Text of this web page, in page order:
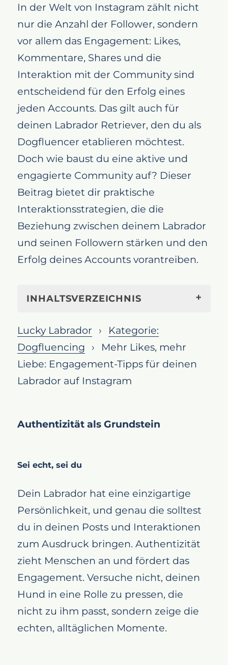
In der Welt von Instagram zählt nicht
nur die Anzahl der Follower, sondern
vor allem das Engagement: Likes,
Kommentare, Shares und die
Interaktion mit der Community sind
entscheidend für den Erfolg eines
jeden Accounts. Das gilt auch für
deinen Labrador Retriever, den du als
Dogfluencer etablieren möchtest.
Doch wie baust du eine aktive und
engagierte Community auf? Dieser
Beitrag bietet dir praktische
Interaktionsstrategien, die die
Beziehung zwischen deinem Labrador
und seinen Followern stärken und den
Erfolg deines Accounts vorantreiben.
INHALTSVERZEICHNIS
deinem Labrador Instagram
unsicher machst
Authentizität als Grundstein
Sei echt, sei du
Aktive Teilnahme ist der
und Umfragen
Nutze Instagram Stories und
Umfragen
Hashtags und Kooperationen
nutzen
Die Macht der Vernetzung
Qualität über Quantität
Inhalte, die berühren und
unterhalten
Fazit
Lucky Labrador
Kategorie:
Dogfluencing
Mehr Likes, mehr
Liebe: Engagement-Tipps für deinen
Labrador auf Instagram
Authentizität als Grundstein
Sei echt, sei du
Dein Labrador hat eine einzigartige
Persönlichkeit, und genau die solltest
du in deinen Posts und Interaktionen
zum Ausdruck bringen. Authentizität
zieht Menschen an und fördert das
Engagement. Versuche nicht, deinen
Hund in eine Rolle zu pressen, die
nicht zu ihm passt, sondern zeige die
echten, alltäglichen Momente.